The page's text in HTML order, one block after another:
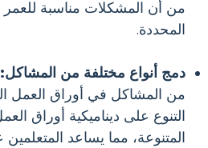
من أن المشكلات مناسبة للعمر
المحددة.
دمج أنواع مختلفة من المشاكل:
من المشاكل في أوراق العمل
التنوع على ديناميكية أوراق
المتنوعة، مما يساعد